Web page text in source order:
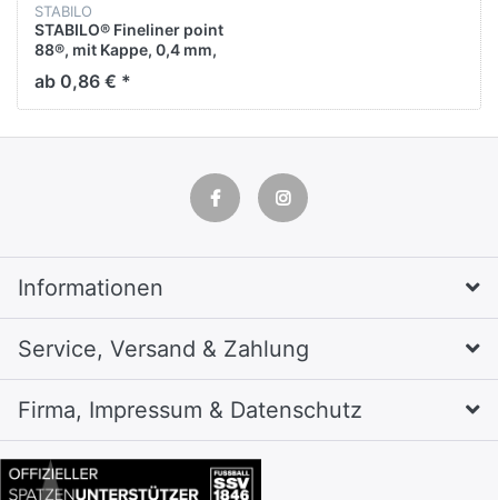
STABILO
STABILO® Fineliner point
88®, mit Kappe, 0,4 mm,
Schreibfarbe: pink
ab 0,86 € *
Informationen
Service, Versand & Zahlung
Firma, Impressum & Datenschutz